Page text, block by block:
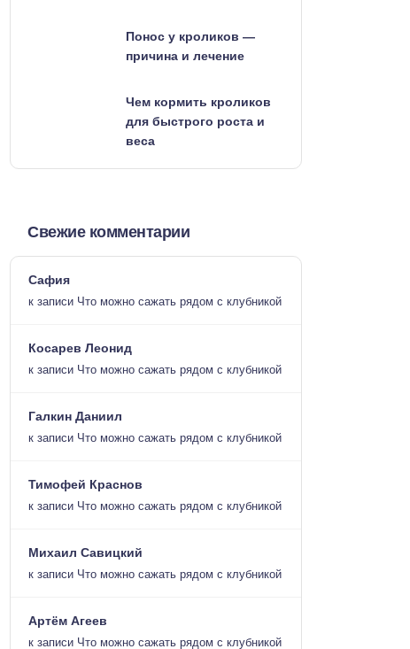
Понос у кроликов —
причина и лечение
Чем кормить кроликов
для быстрого роста и
веса
Свежие комментарии
Сафия
к записи Что можно сажать рядом с клубникой
Косарев Леонид
к записи Что можно сажать рядом с клубникой
Галкин Даниил
к записи Что можно сажать рядом с клубникой
Тимофей Краснов
к записи Что можно сажать рядом с клубникой
Михаил Савицкий
к записи Что можно сажать рядом с клубникой
Артём Агеев
к записи Что можно сажать рядом с клубникой